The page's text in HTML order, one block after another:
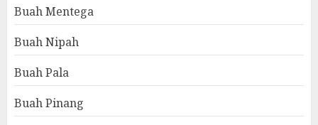
Buah Mentega
Buah Nipah
Buah Pala
Buah Pinang